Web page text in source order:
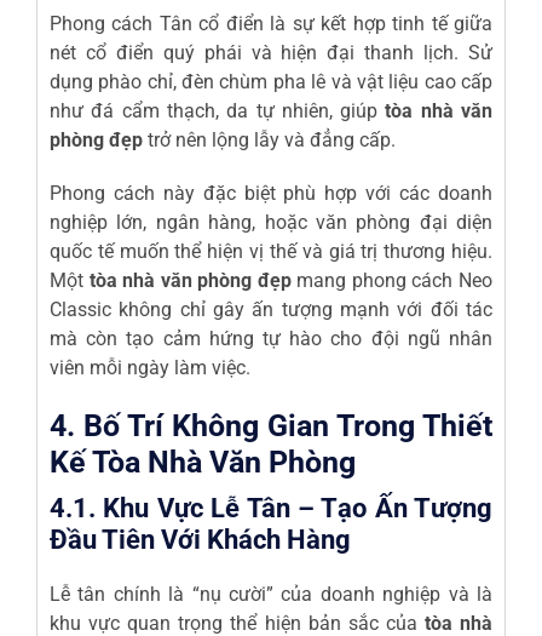
Phong cách Tân cổ điển là sự kết hợp tinh tế giữa
nét cổ điển quý phái và hiện đại thanh lịch. Sử
dụng phào chỉ, đèn chùm pha lê và vật liệu cao cấp
như đá cẩm thạch, da tự nhiên, giúptòa nhà văn
phòng đẹp trở nên lộng lẫy và đẳng cấp.
Phong cách này đặc biệt phù hợp với các doanh
nghiệp lớn, ngân hàng, hoặc văn phòng đại diện
quốc tế muốn thể hiện vị thế và giá trị thương hiệu.
Một tòa nhà văn phòng đẹpmang phong cách Neo
Classic không chỉ gây ấn tượng mạnh với đối tác
mà còn tạo cảm hứng tự hào cho đội ngũ nhân
viên mỗi ngày làm việc.
4. Bố Trí Không Gian Trong Thiết
Kế Tòa Nhà Văn Phòng
4.1. Khu Vực Lễ Tân – Tạo Ấn Tượng
Đầu Tiên Với Khách Hàng
Lễ tân chính là “nụ cười” của doanh nghiệp và là
khu vực quan trọng thể hiện bản sắc của tòa nhà